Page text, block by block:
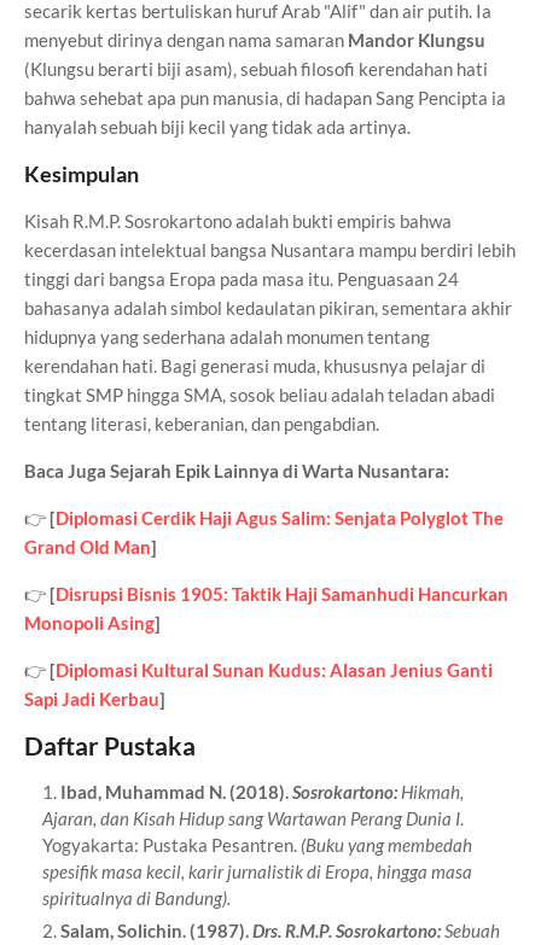
secarik kertas bertuliskan huruf Arab "Alif" dan air putih. Ia
menyebut dirinya dengan nama samaran Mandor Klungsu
(Klungsu berarti biji asam), sebuah filosofi kerendahan hati
bahwa sehebat apa pun manusia, di hadapan Sang Pencipta ia
hanyalah sebuah biji kecil yang tidak ada artinya.
Kesimpulan
Kisah R.M.P. Sosrokartono adalah bukti empiris bahwa
kecerdasan intelektual bangsa Nusantara mampu berdiri lebih
tinggi dari bangsa Eropa pada masa itu. Penguasaan 24
bahasanya adalah simbol kedaulatan pikiran, sementara akhir
hidupnya yang sederhana adalah monumen tentang
kerendahan hati. Bagi generasi muda, khususnya pelajar di
tingkat SMP hingga SMA, sosok beliau adalah teladan abadi
tentang literasi, keberanian, dan pengabdian.
Baca Juga Sejarah Epik Lainnya di Warta Nusantara:
👉 [Diplomasi Cerdik Haji Agus Salim: Senjata Polyglot The
Grand Old Man]
👉 [Disrupsi Bisnis 1905: Taktik Haji Samanhudi Hancurkan
Monopoli Asing]
👉 [Diplomasi Kultural Sunan Kudus: Alasan Jenius Ganti
Sapi Jadi Kerbau]
Daftar Pustaka
Ibad, Muhammad N.(2018).Sosrokartono: Hikmah,
Ajaran, dan Kisah Hidup sang Wartawan Perang Dunia I.
Yogyakarta: Pustaka Pesantren. (Buku yang membedah
spesifik masa kecil, karir jurnalistik di Eropa, hingga masa
spiritualnya di Bandung).
Salam, Solichin.(1987).Drs. R.M.P. Sosrokartono:Sebuah